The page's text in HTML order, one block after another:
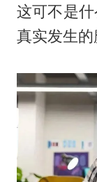
这可不是
真实发生的